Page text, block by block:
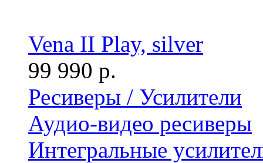
Vena II Play, silver
99 990 р.
Ресиверы / Усилители
Аудио-видео ресиверы
Интегральные